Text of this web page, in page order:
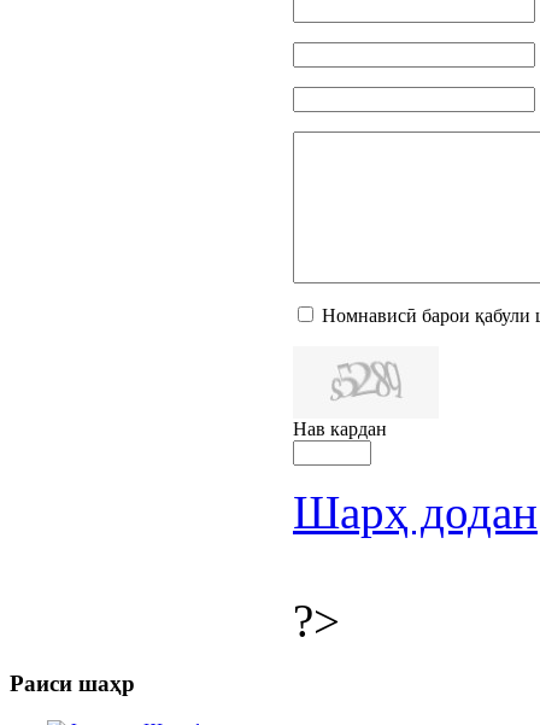
Номнависӣ барои қабули
Нав кардан
Шарҳ додан
?>
Раиси шаҳр